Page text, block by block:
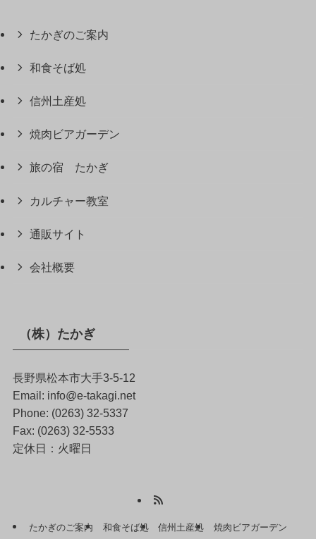
たかぎのご案内
和食そば処
信州土産処
焼肉ビアガーデン
旅の宿 たかぎ
カルチャー教室
通販サイト
会社概要
（株）たかぎ
長野県松本市大手3-5-12
Email: info@e-takagi.net
Phone: (0263) 32-5337
Fax: (0263) 32-5533
定休日：火曜日
たかぎのご案内 和食そば処 信州土産処 焼肉ビアガーデン